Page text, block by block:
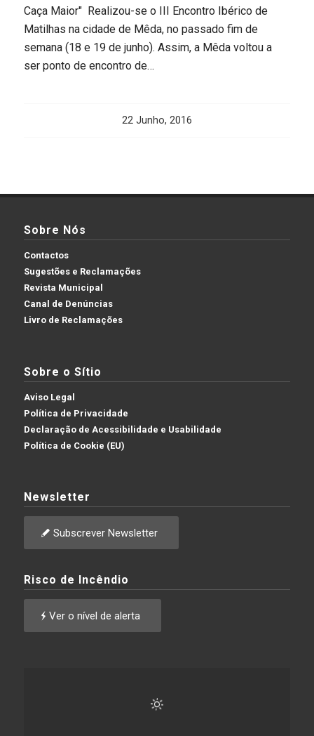
Caça Maior" Realizou-se o III Encontro Ibérico de
Matilhas na cidade de Mêda, no passado fim de
semana (18 e 19 de junho). Assim, a Mêda voltou a
ser ponto de encontro de…
22 Junho, 2016
Sobre Nós
Contactos
Sugestões e Reclamações
Revista Municipal
Canal de Denúncias
Livro de Reclamações
Sobre o Sítio
Aviso Legal
Política de Privacidade
Declaração de Acessibilidade e Usabilidade
Política de Cookie (EU)
Newsletter
Subscrever Newsletter
Risco de Incêndio
Ver o nível de alerta